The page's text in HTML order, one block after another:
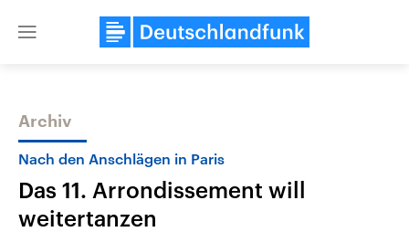
Close
Themen
Archiv
Nach den Anschlägen in Paris
Das 11. Arrondissement will
weitertanzen